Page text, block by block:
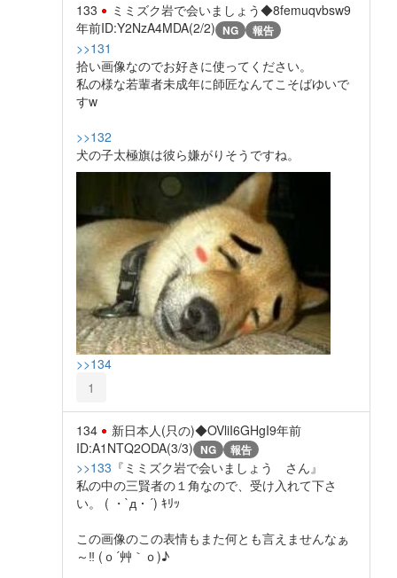
133 ミミズク岩で会いましょう◆8femuqvbsw9
年前ID:Y2NzA4MDA(2/2) NG 報告
>>131
拾い画像なのでお好きに使ってください。
私の様な若輩者未成年に師匠なんてこそばゆいで
すw
>>132
犬の子太極旗は彼ら嫌がりそうですね。
>>134
1
134 新日本人(只の)◆OVliI6GHgI9年前
ID:A1NTQ2ODA(3/3) NG 報告
>>133 『ミミズク岩で会いましょう さん』
私の中の三賢者の１角なので、受け入れて下さ
い。 ( ・`д・´) ｷﾘｯ
この画像のこの表情もまた何とも言えませんなぁ
～‼ (ｏ´艸｀ｏ)♪